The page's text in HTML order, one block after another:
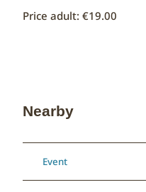
Price adult: €19.00
Nearby
Event